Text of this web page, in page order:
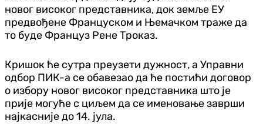
новог високог представника, док земље ЕУ
предвођене Француском и Њемачком траже да
то буде Француз Рене Троказ.
Кришок ће сутра преузети дужност, а Управни
одбор ПИК-а се обавезао да ће постићи договор
о избору новог високог представника што је
прије могуће с циљем да се именовање заврши
најкасније до 14. јула.